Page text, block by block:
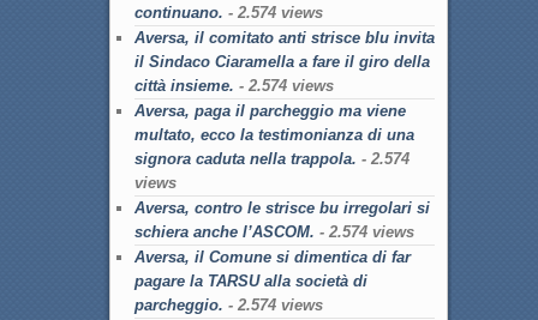
continuano. - 2.574 views
Aversa, il comitato anti strisce blu invita
il Sindaco Ciaramella a fare il giro della
città insieme. - 2.574 views
Aversa, paga il parcheggio ma viene
multato, ecco la testimonianza di una
signora caduta nella trappola. - 2.574
views
Aversa, contro le strisce bu irregolari si
schiera anche l’ASCOM. - 2.574 views
Aversa, il Comune si dimentica di far
pagare la TARSU alla società di
parcheggio. - 2.574 views